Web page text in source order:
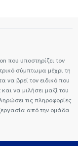
που υποστηρίζει τον
σύμπτωμα μέχρι τη
να βρεί τον ειδικό που
να μιλήσει μαζί του
τις πληροφορίες
από την ομάδα